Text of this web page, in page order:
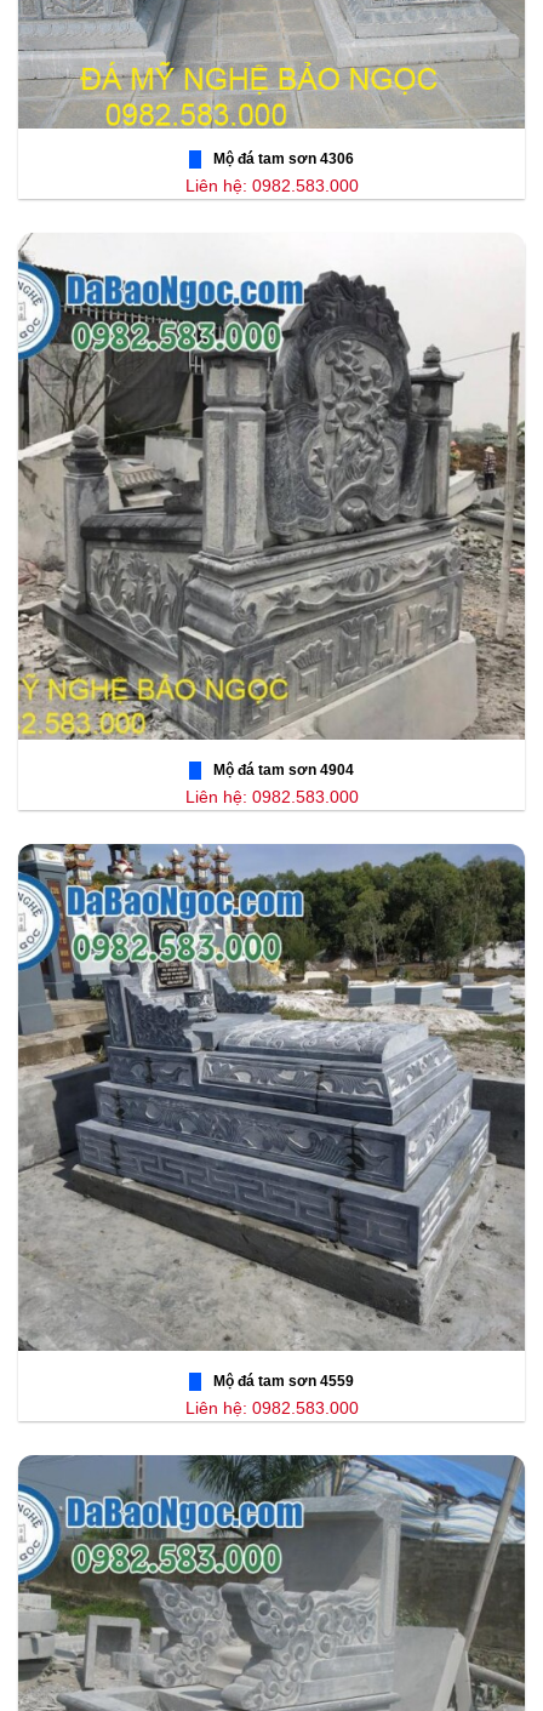
Mộ đá tam sơn 4306
Liên hệ: 0982.583.000
Mộ đá tam sơn 4904
Liên hệ: 0982.583.000
Mộ đá tam sơn 4559
Liên hệ: 0982.583.000